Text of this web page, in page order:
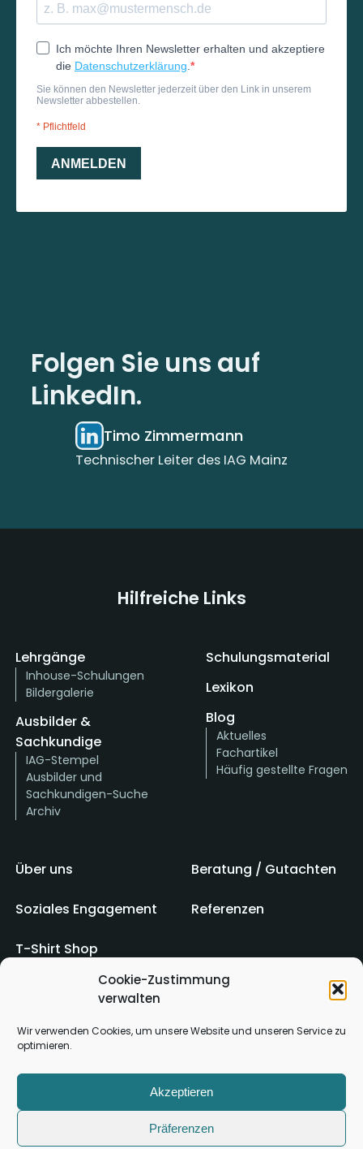
Cookie-Zustimmung
verwalten
Wir verwenden Cookies, um unsere Website und unseren Service zu
optimieren.
Akzeptieren
Präferenzen
Folgen Sie uns auf
LinkedIn.
Timo Zimmermann
Technischer Leiter des IAG Mainz
Hilfreiche Links
Lehrgänge
Inhouse-Schulungen
Bildergalerie
Ausbilder &
Sachkundige
IAG-Stempel
Ausbilder und
Sachkundigen-Suche
Archiv
Schulungsmaterial
Lexikon
Blog
Aktuelles
Fachartikel
Häufig gestellte Fragen
Über uns Beratung / Gutachten
Soziales Engagement Referenzen
T-Shirt Shop
Impressum AGB